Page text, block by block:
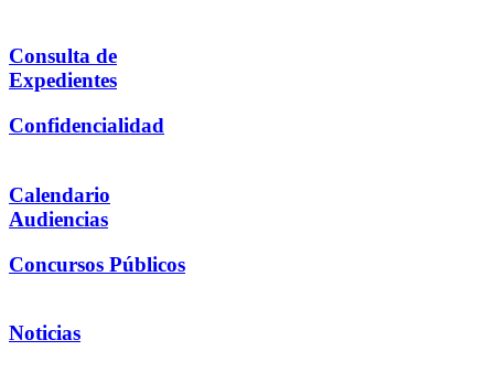
Consulta de
Expedientes
Confidencialidad
Calendario
Audiencias
Concursos Públicos
Noticias